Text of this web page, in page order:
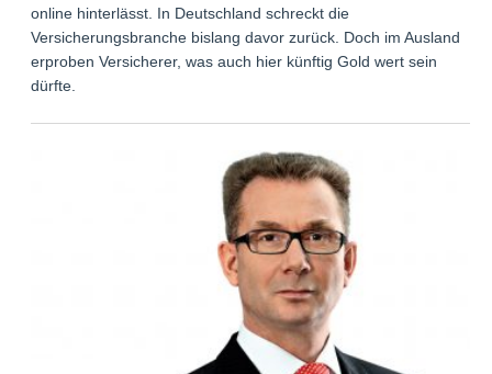
online hinterlässt. In Deutschland schreckt die
Versicherungsbranche bislang davor zurück. Doch im Ausland
erproben Versicherer, was auch hier künftig Gold wert sein
dürfte.